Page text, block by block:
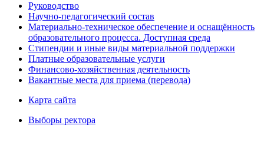
Руководство
Научно-педагогический состав
Материально-техническое обеспечение и оснащённость
образовательного процесса. Доступная среда
Стипендии и иные виды материальной поддержки
Платные образовательные услуги
Финансово-хозяйственная деятельность
Вакантные места для приема (перевода)
Карта сайта
Выборы ректора